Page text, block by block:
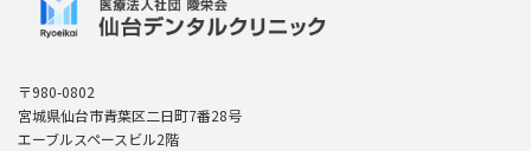
〒980-0802
宮城県仙台市青葉区二日町7番28号
エーブルスペースビル2階